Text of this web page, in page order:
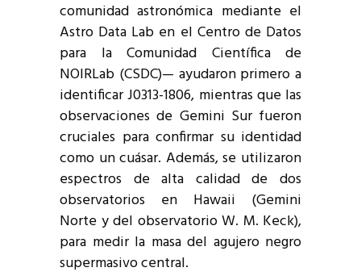
comunidad astronómica mediante el
Astro Data Lab en el Centro de Datos
para la Comunidad Científica de
NOIRLab (CSDC)— ayudaron primero a
identificar J0313-1806, mientras que las
observaciones de Gemini Sur fueron
cruciales para confirmar su identidad
como un cuásar. Además, se utilizaron
espectros de alta calidad de dos
observatorios en Hawaii (Gemini
Norte y del observatorio W. M. Keck),
para medir la masa del agujero negro
supermasivo central.